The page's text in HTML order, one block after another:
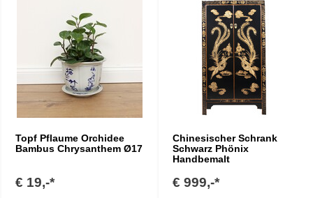
Topf Pflaume Orchidee
Bambus Chrysanthem Ø17
€ 19,-*
Chinesischer Schrank
Schwarz Phönix
Handbemalt
€ 999,-*